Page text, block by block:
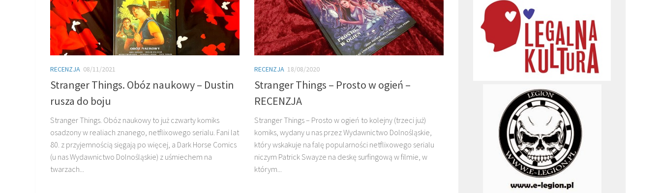
RECENZJA 08/11/2021
Stranger Things. Obóz naukowy – Dustin
rusza do boju
Stranger Things. Obóz naukowy to już czwarty komiks
osadzony w realiach znanego, netflixowego serialu. Fani lat
80. z przyjemnością sięgają po więcej, a Dark Horse Comics
(u nas Wydawnictwo Dolnośląskie) z uśmiechem na
twarzach...
RECENZJA 18/08/2020
Stranger Things – Prosto w ogień –
RECENZJA
Stranger Things – Prosto w ogień to kolejny (trzeci już)
komiks, wydany u nas przez Wydawnictwo Dolnośląskie,
który wskakuje na falę popularności netflixowego serialu
niczym Patrick Swayze na deskę surfingową w filmie, w
którym...